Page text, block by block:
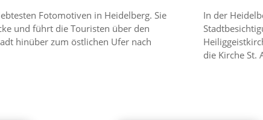
Fotomotiven in Heidelberg. Sie
und führt die Touristen über den
hinüber zum östlichen Ufer nach
In der
die Kirche St.